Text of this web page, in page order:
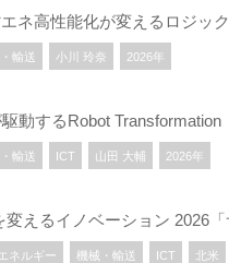
ネ高性能化が変えるロジ
輸送 小川 玲奈 2026年
動するRobot
輸送 ICT 山田 大輔 2026年
えるイノベーション 2026
ネルギー 機械・輸送 ICT 北米